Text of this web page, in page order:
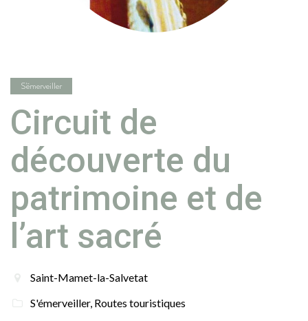
S'émerveiller
Circuit de
découverte du
patrimoine et de
l’art sacré
Saint-Mamet-la-Salvetat
S'émerveiller, Routes touristiques